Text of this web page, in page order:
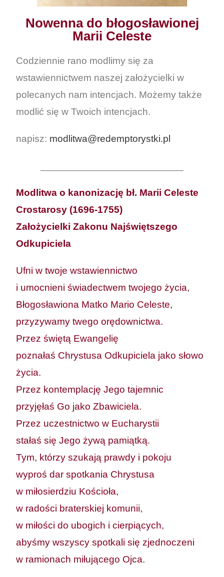
Nowenna do błogosławionej
Marii Celeste
Codziennie rano modlimy się za
wstawiennictwem naszej założycielki w
polecanych nam intencjach. Możemy także
modlić się w Twoich intencjach.
napisz: modlitwa@redemptorystki.pl
Modlitwa o kanonizację bł. Marii Celeste
Crostarosy (1696-1755)
Założycielki Zakonu Najświętszego
Odkupiciela
Ufni w twoje wstawiennictwo
i umocnieni świadectwem twojego życia,
Błogosławiona Matko Mario Celeste,
przyzywamy twego orędownictwa.
Przez świętą Ewangelię
poznałaś Chrystusa Odkupiciela jako słowo
życia.
Przez kontemplację Jego tajemnic
przyjęłaś Go jako Zbawiciela.
Przez uczestnictwo w Eucharystii
stałaś się Jego żywą pamiątką.
Tym, którzy szukają prawdy i pokoju
wyproś dar spotkania Chrystusa
w miłosierdziu Kościoła,
w radości braterskiej komunii,
w miłości do ubogich i cierpiących,
abyśmy wszyscy spotkali się zjednoczeni
w ramionach miłującego Ojca.